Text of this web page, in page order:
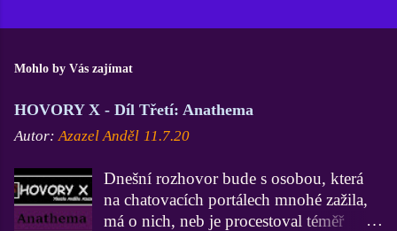
Mohlo by Vás zajímat
HOVORY X - Díl Třetí: Anathema
Autor: Azazel Anděl 11.7.20
Dnešní rozhovor bude s osobou, která
na chatovacích portálech mnohé zažila,
má o nich, neb je procestoval téměř